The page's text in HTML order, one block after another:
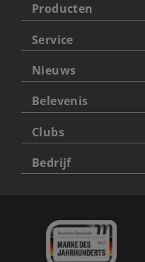
Producten
Service
Nieuws
Belevenis
Clubs
Bedrijf